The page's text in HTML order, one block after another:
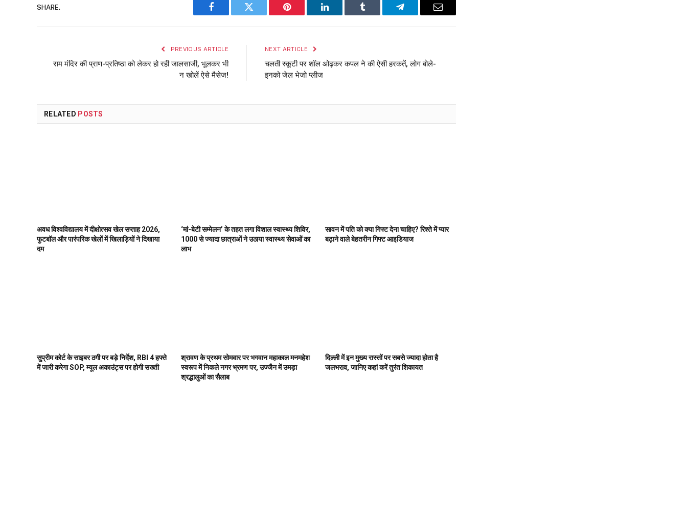
SHARE.
Facebook Twitter Pinterest LinkedIn Tumblr Telegram Email
PREVIOUS ARTICLE
राम मंदिर की प्राण-प्रतिष्ठा को लेकर हो रही जालसाजी, भूलकर भी
न खोलें ऐसे मैसेज!
NEXT ARTICLE
चलती स्कूटी पर शॉल ओढ़कर कपल ने की ऐसी हरकतें, लोग बोले-
इनको जेल भेजो प्लीज
RELATED POSTS
अवध विश्वविद्यालय में दीक्षोत्सव खेल सप्ताह 2026,
फुटबॉल और पारंपरिक खेलों में खिलाड़ियों ने दिखाया
दम
‘मां-बेटी सम्मेलन’ के तहत लगा विशाल स्वास्थ्य शिविर,
1000 से ज्यादा छात्राओं ने उठाया स्वास्थ्य सेवाओं का
लाभ
सावन में पति को क्या गिफ्ट देना चाहिए? रिश्ते में प्यार
बढ़ाने वाले बेहतरीन गिफ्ट आइडियाज
सुप्रीम कोर्ट के साइबर ठगी पर बड़े निर्देश, RBI 4 हफ्ते
में जारी करेगा SOP, म्यूल अकाउंट्स पर होगी सख्ती
श्रावण के प्रथम सोमवार पर भगवान महाकाल मनमहेश
स्वरूप में निकले नगर भ्रमण पर, उज्जैन में उमड़ा
श्रद्धालुओं का सैलाब
दिल्ली में इन मुख्य रास्तों पर सबसे ज्यादा होता है
जलभराव, जानिए कहां करें तुरंत शिकायत